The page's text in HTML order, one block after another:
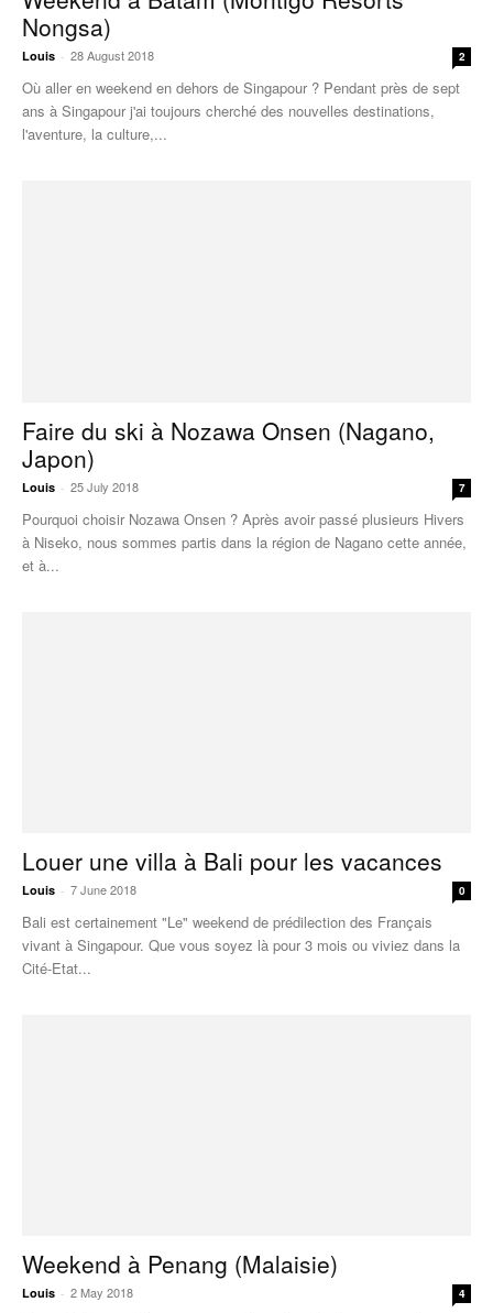
Nongsa)
Louis - 28 August 2018 2
Où aller en weekend en dehors de Singapour ? Pendant près de sept
ans à Singapour j'ai toujours cherché des nouvelles destinations,
l'aventure, la culture,...
Faire du ski à Nozawa Onsen (Nagano,
Japon)
Louis - 25 July 2018 7
Pourquoi choisir Nozawa Onsen ? Après avoir passé plusieurs Hivers
à Niseko, nous sommes partis dans la région de Nagano cette année,
et à...
Louer une villa à Bali pour les vacances
Louis - 7 June 2018 0
Bali est certainement "Le" weekend de prédilection des Français
vivant à Singapour. Que vous soyez là pour 3 mois ou viviez dans la
Cité-Etat...
Weekend à Penang (Malaisie)
Louis - 2 May 2018 4